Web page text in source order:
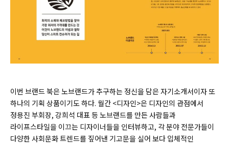
이번 브랜드 북은 노브랜드가 추구하는 정신을 담은 자기소개서이자 또
하나의 기획 상품이기도 하다. 월간 <디자인>은 디자인의 관점에서
정용진 부회장, 강희석 대표 등 노브랜드를 만든 사람들과
라이프스타일을 이끄는 디자이너들을 인터뷰하고, 각 분야 전문가들이
다양한 사회문화 트렌드를 짚어낸 기고문을 실어 보다 입체적인